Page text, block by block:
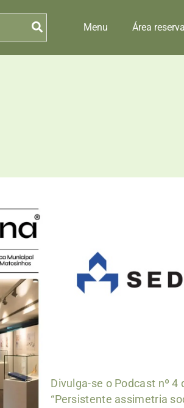
Menu Área
Divulga-se o Podcast nº 4
“Persistente assimetria